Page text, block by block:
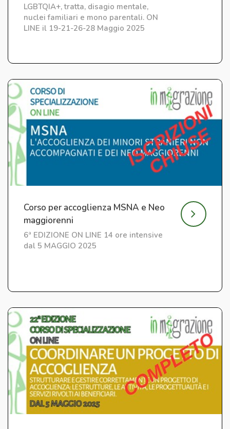
LGBTQIA+, tratta, disagio mentale,
nuclei familiari e mono parentali. ON
LINE il 19-21-26-28 Maggio 2025
Corso per accoglienza MSNA e Neo
maggiorenni
6ª EDIZIONE ON LINE 14 ore intensive
dal 5 MAGGIO 2025